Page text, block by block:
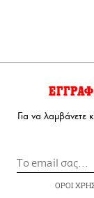
Για να
ΟΡΟΙ